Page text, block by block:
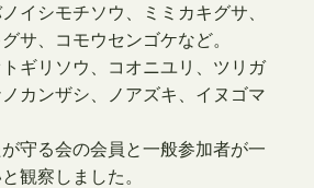
イシモチソウ、ミミカキグサ、
サ、コモウセンゴケなど。
ギリソウ、コオニユリ、ツリガ
カンザシ、ノアズキ、イヌゴマ
守る会の会員と一般参加者が一
観察しました。